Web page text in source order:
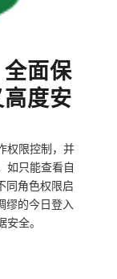
面保
度安
权限控制，并
如只能查看自
同角色权限启
缪的今日登入
全。